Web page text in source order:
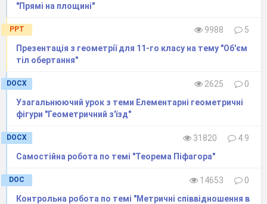
"Прямі на площині"
PPT 9988
5
Презентація з геометрії для 11-го класу на тему "Об'єм
тіл обертання"
DOCX 2625
0
Узагальнюючий урок з теми Елементарні геометричні
фігури "Геометричний з'їзд"
DOCX 31820
4.9
Самостійна робота по темі "Теорема Піфагора"
DOC 14653
0
Контрольна робота по темі "Метричні співвідношення в